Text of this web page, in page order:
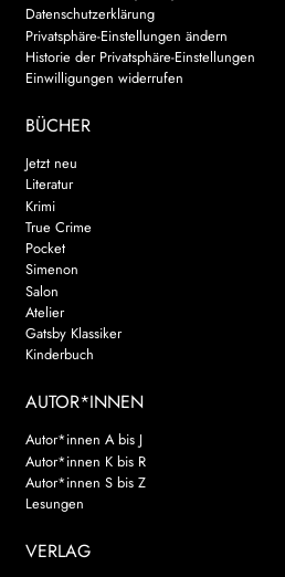
WEITERE VERLAGE
Datenschutzerklärung
Privatsphäre-Einstellungen ändern
Historie der Privatsphäre-Einstellungen
Einwilligungen widerrufen
BÜCHER
Jetzt neu
Literatur
Krimi
True Crime
Pocket
Simenon
Salon
Atelier
Gatsby Klassiker
Kinderbuch
AUTOR*INNEN
Autor*innen A bis J
Autor*innen K bis R
Autor*innen S bis Z
Lesungen
VERLAG